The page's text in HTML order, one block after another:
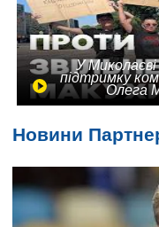
У
підтримку
Олега